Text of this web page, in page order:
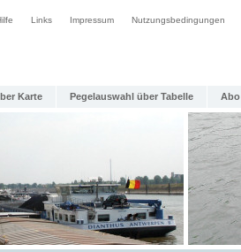
Links Impressum Nutzungsbedingungen
Karte Pegelauswahl über Tabelle Abo